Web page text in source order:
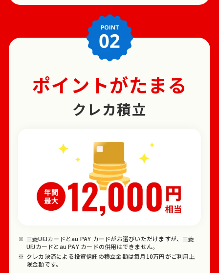
ポイントがたまる
クレカ積立
三菱UFJカードとau PAY カードがお選びいただけますが、三菱
UFJカードとau PAY カードの併用はできません。
クレカ決済による投資信託の積立金額は毎月10万円がご利用上
限金額です。